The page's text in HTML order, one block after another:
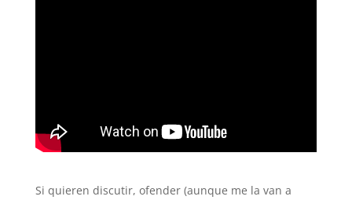
Si quieren discutir, ofender (aunque me la van a